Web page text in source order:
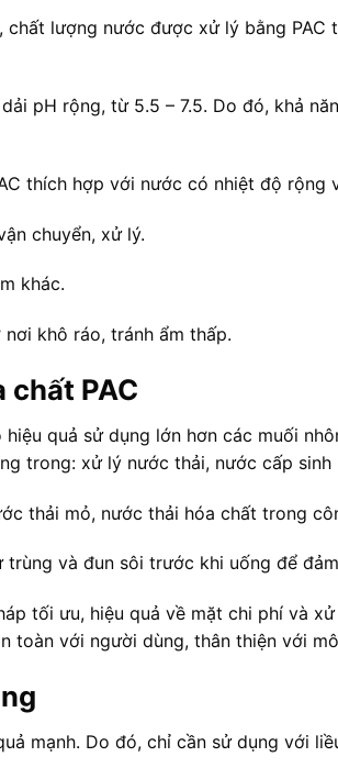
lượng nước được xử lý bằng
pH rộng, từ 5.5 – 7.5. Do đó, khả
thích hợp với nước có nhiệt độ
chuyển, xử lý.
khác.
khô ráo, tránh ẩm thấp.
chất PAC
quả sử dụng lớn hơn các muối
trong: xử lý nước thải, nước cấp
thải mỏ, nước thải hóa chất trong
và đun sôi trước khi uống để
tối ưu, hiệu quả về mặt chi phí và
toàn với người dùng, thân thiện với
mạnh. Do đó, chỉ cần sử dụng với